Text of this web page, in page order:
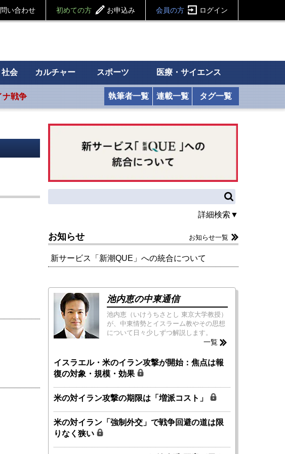
い合わせ 初めての方 お申込み 会員の方 ログイン
社会 カルチャー スポーツ 医療・サイエンス
ナ戦争 執筆者一覧 連載一覧 タグ一覧
詳細検索▼
お知らせ お知らせ一覧
新サービス「新潮QUE」への統合について
池内恵の中東通信
池内恵（いけうちさとし 東京大学教授）
が、中東情勢とイスラーム教やその思想
について日々少しずつ解説します。
一覧
イスラエル・米のイラン攻撃が開始：焦点は報
復の対象・規模・効果
米の対イラン攻撃の期限は「増派コスト」
米の対イラン「強制外交」で戦争回避の道は限
りなく狭い